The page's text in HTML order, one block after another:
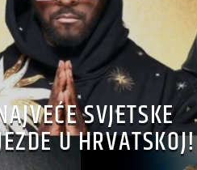
SVJETSKE
U HRVATSKOJ!